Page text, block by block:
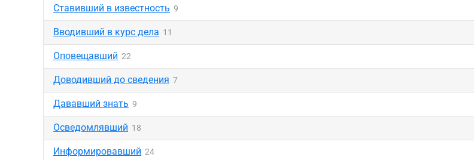
Ставивший в известность 9
Вводивший в курс дела 11
Оповещавший 22
Доводивший до сведения 7
Дававший знать 9
Осведомлявший 18
Информировавший 24